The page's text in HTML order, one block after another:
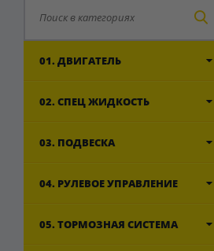
01. ДВИГАТЕЛЬ
02. СПЕЦ ЖИДКОСТЬ
03. ПОДВЕСКА
04. РУЛЕВОЕ УПРАВЛЕНИЕ
05. ТОРМОЗНАЯ СИСТЕМА